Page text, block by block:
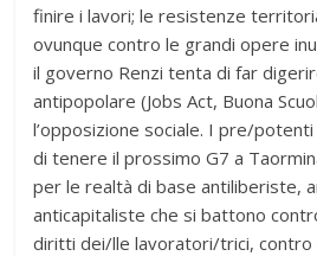
finire i lavori; le resistenze
ovunque contro le grandi opere
il governo Renzi tenta di far
antipopolare (Jobs Act, Buona
l’opposizione sociale. I pre/
di tenere il prossimo G7 a
per le realtà di base antiliberiste,
anticapitaliste che si battono
diritti dei/lle lavoratori/trici, contro